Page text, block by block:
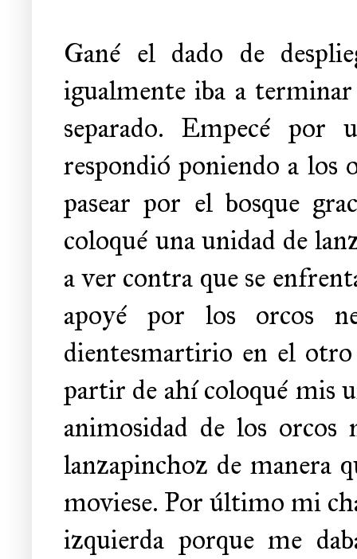
Gané el dado de
igualmente iba a
separado. Empecé por
respondió poniendo a los
pasear por el bosque
coloqué una unidad de
a ver contra que se
apoyé por los orcos
dientesmartirio en el
partir de ahí coloqué mis
animosidad de los
lanzapinchoz de manera
moviese. Por último mi
izquierda porque me